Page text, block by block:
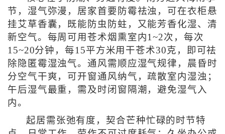
节，湿气弥漫，居家首要防霉祛浊，可在衣柜悬
挂艾草香囊，既能防虫防蛀，又能芳香化湿、清
新空气。每周可用苍术烟熏室内1~2次，每次
15~20分钟，每15平方米用干苍术30克，即可祛
除隐匿霉湿浊气。通风需顺应湿气规律，晨昏时
分空气干爽，可开窗通风纳气，疏散室内湿浊；
午后湿气最重，需及时闭窗隔潮，避免湿气入
内。
起居需张弛有度，契合芒种忙碌的时节特